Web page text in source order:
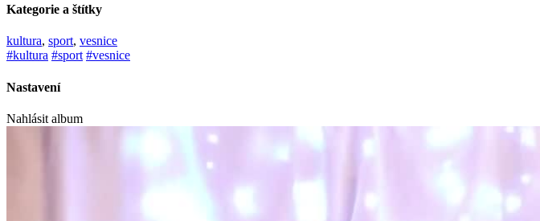
Kategorie a štítky
kultura, sport, vesnice
#kultura #sport #vesnice
Nastavení
Nahlásit album